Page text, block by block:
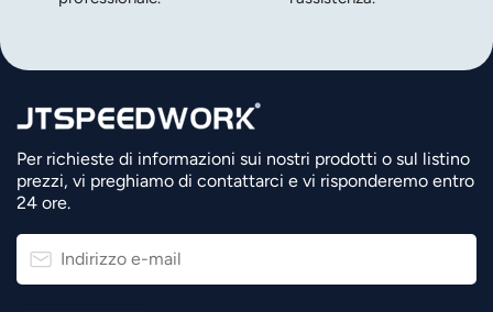
Per richieste di informazioni sui nostri prodotti o sul listino
prezzi, vi preghiamo di contattarci e vi risponderemo entro
24 ore.